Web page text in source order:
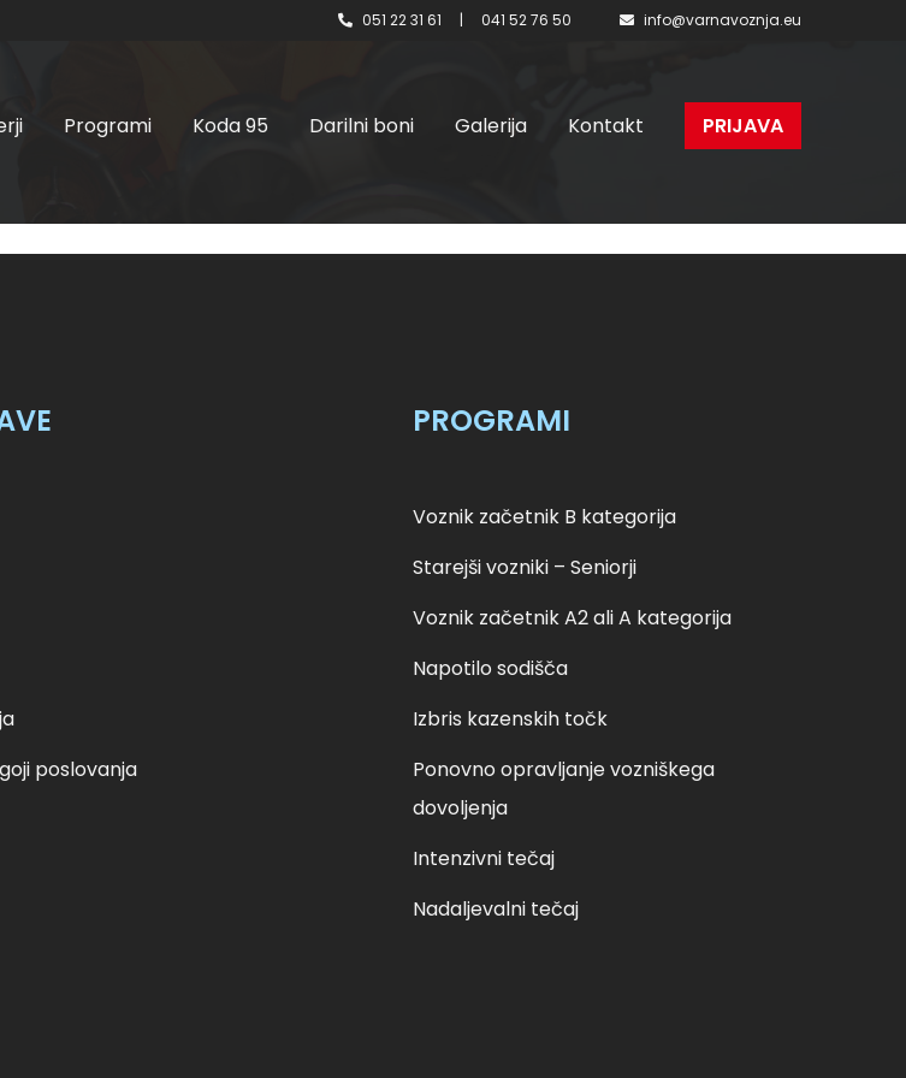
051 22 31 61 | 041 52 76 50 info@varnavoznja.eu
Programi Koda 95 Darilni boni Galerija Kontakt PRIJAVA
B kategorija Related products sobota, 12.02.2022 ob
ob 8:00 – I 125,00 € Read more petek, 25.02.2022 ob
poslovanja
PROGRAMI
Voznik začetnik B kategorija
Starejši vozniki – Seniorji
Voznik začetnik A2 ali A kategorija
Napotilo sodišča
Izbris kazenskih točk
Ponovno opravljanje vozniškega
dovoljenja
Intenzivni tečaj
Nadaljevalni tečaj